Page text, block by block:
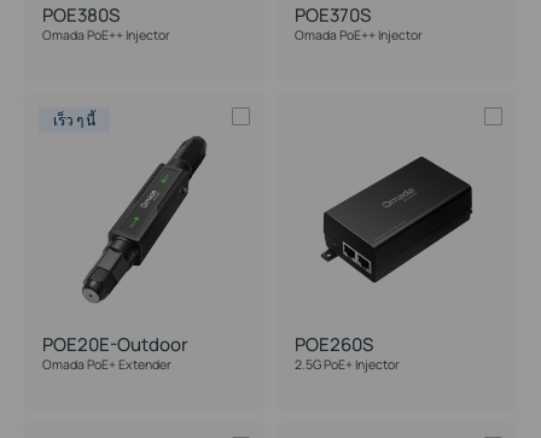
POE380S
Omada PoE++ Injector
POE370S
Omada PoE++ Injector
เร็ว ๆ นี้
POE20E-Outdoor
Omada PoE+ Extender
POE260S
2.5G PoE+ Injector